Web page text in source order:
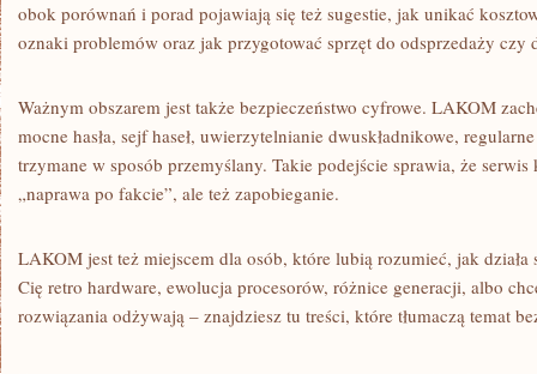
obok porównań i porad pojawiają się też sugestie, jak unikać
oznaki problemów oraz jak przygotować sprzęt do odsprzedaży czy
Ważnym obszarem jest także bezpieczeństwo cyfrowe. LAKOM
mocne hasła, sejf haseł, uwierzytelnianie dwuskładnikowe,
trzymane w sposób przemyślany. Takie podejście sprawia, że
„naprawa po fakcie”, ale też zapobieganie.
LAKOM jest też miejscem dla osób, które lubią rozumieć, jak działa
Cię retro hardware, ewolucja procesorów, różnice generacji, albo
rozwiązania odżywają – znajdziesz tu treści, które tłumaczą temat